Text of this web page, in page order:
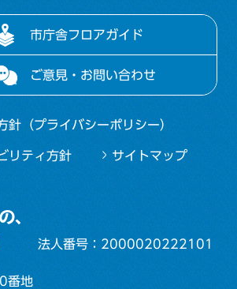
市庁舎フロアガイド
ご意見・お問い合わせ
針（プライバシーポリシー）
リティ方針 サイトマップ
法人番号：2000020222101
番地